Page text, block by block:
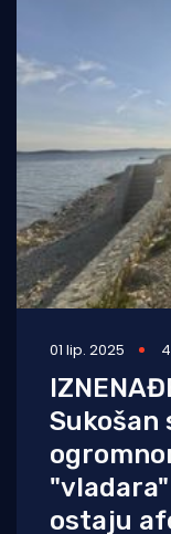
01 lip. 2025
Sukošan
ostaju